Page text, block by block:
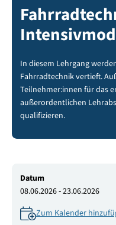
In diesem Lehrgang
Fahrradtechnik vertieft.
Teilnehmer:innen für das
außerordentlichen
qualifizieren.
Datum
08.06.2026 - 23.06.2026
Zum Kalender